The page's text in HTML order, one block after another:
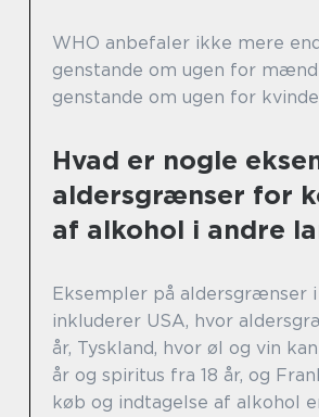
WHO anbefaler ikke mere
genstande om ugen for
genstande om ugen for
Hvad er nogle
aldersgrænser for
af alkohol i andre
Eksempler på aldersgrænser i
inkluderer USA, hvor
år, Tyskland, hvor øl og vin
år og spiritus fra 18 år, og
køb og indtagelse af alkohol